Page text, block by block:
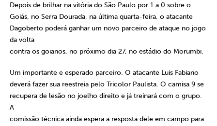
Depois de brilhar na vitória do São Paulo por 1 a 0 sobre o
Goiás, no Serra Dourada, na última quarta-feira, o atacante
Dagoberto poderá ganhar um novo parceiro de ataque no jogo
da volta
contra os goianos, no próximo dia 27, no estádio do Morumbi.
Um importante e esperado parceiro. O atacante Luis Fabiano
deverá fazer sua reestreia pelo Tricolor Paulista. O camisa 9 se
recupera de lesão no joelho direito e já treinará com o grupo.
A
comissão técnica ainda espera a resposta dele em campo para